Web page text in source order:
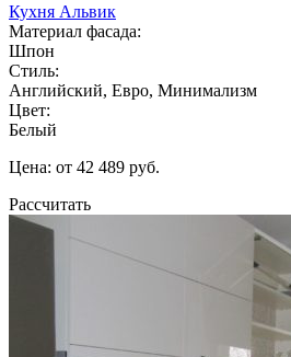
Кухня Альвик
Материал фасада:
Шпон
Стиль:
Английский, Евро, Минимализм
Цвет:
Белый
Цена: от 42 489 руб.
Рассчитать